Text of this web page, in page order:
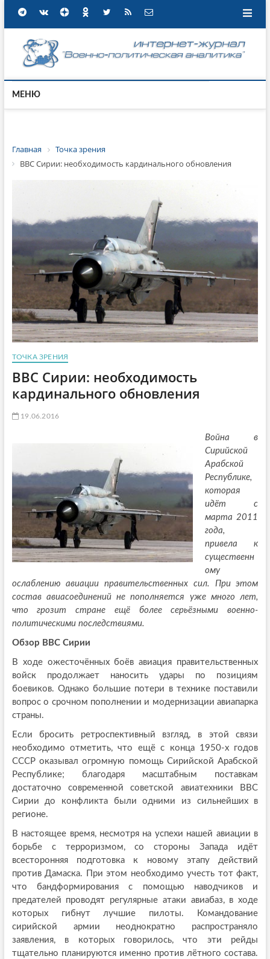
МЕНЮ
Главная
Точка зрения
ВВС Сирии: необходимость кардинального обновления
ТОЧКА ЗРЕНИЯ
ВВС Сирии: необходимость
кардинального обновления
19.06.2016
Война в
Сирийской
Арабской
Республике,
которая
идёт с
марта 2011
года,
привела к
существенн
ому
ослаблению авиации правительственных сил. При этом
состав авиасоединений не пополняется уже много лет,
что грозит стране ещё более серьёзными военно-
политическими последствиями.
Обзор ВВС Сирии
В ходе ожесточённых боёв авиация правительственных
войск продолжает наносить удары по позициям
боевиков. Однако большие потери в технике поставили
вопрос о срочном пополнении и модернизации авиапарка
страны.
Если бросить ретроспективный взгляд, в этой связи
необходимо отметить, что ещё с конца 1950-х годов
СССР оказывал огромную помощь Сирийской Арабской
Республике; благодаря масштабным поставкам
достаточно современной советской авиатехники ВВС
Сирии до конфликта были одними из сильнейших в
регионе.
В настоящее время, несмотря на успехи нашей авиации в
борьбе с терроризмом, со стороны Запада идёт
всесторонняя подготовка к новому этапу действий
против Дамаска. При этом необходимо учесть тот факт,
что бандформирования с помощью наводчиков и
предателей проводят регулярные атаки авиабаз, в ходе
которых гибнут лучшие пилоты. Командование
сирийской армии неоднократно распространяло
заявления, в которых говорилось, что эти рейды
тщательно планируются именно против лётного состава.